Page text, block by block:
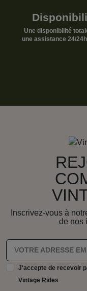
Une disponibilité
une assistance 24/
Inscrivez-vous à
de nos
J'accepte de recevoir
Vintage Rides